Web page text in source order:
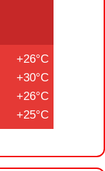
+26°C
+30°C
+26°C
+25°C